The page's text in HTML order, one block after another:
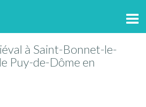
à Saint-Bonnet-le-
Puy-de-Dôme en